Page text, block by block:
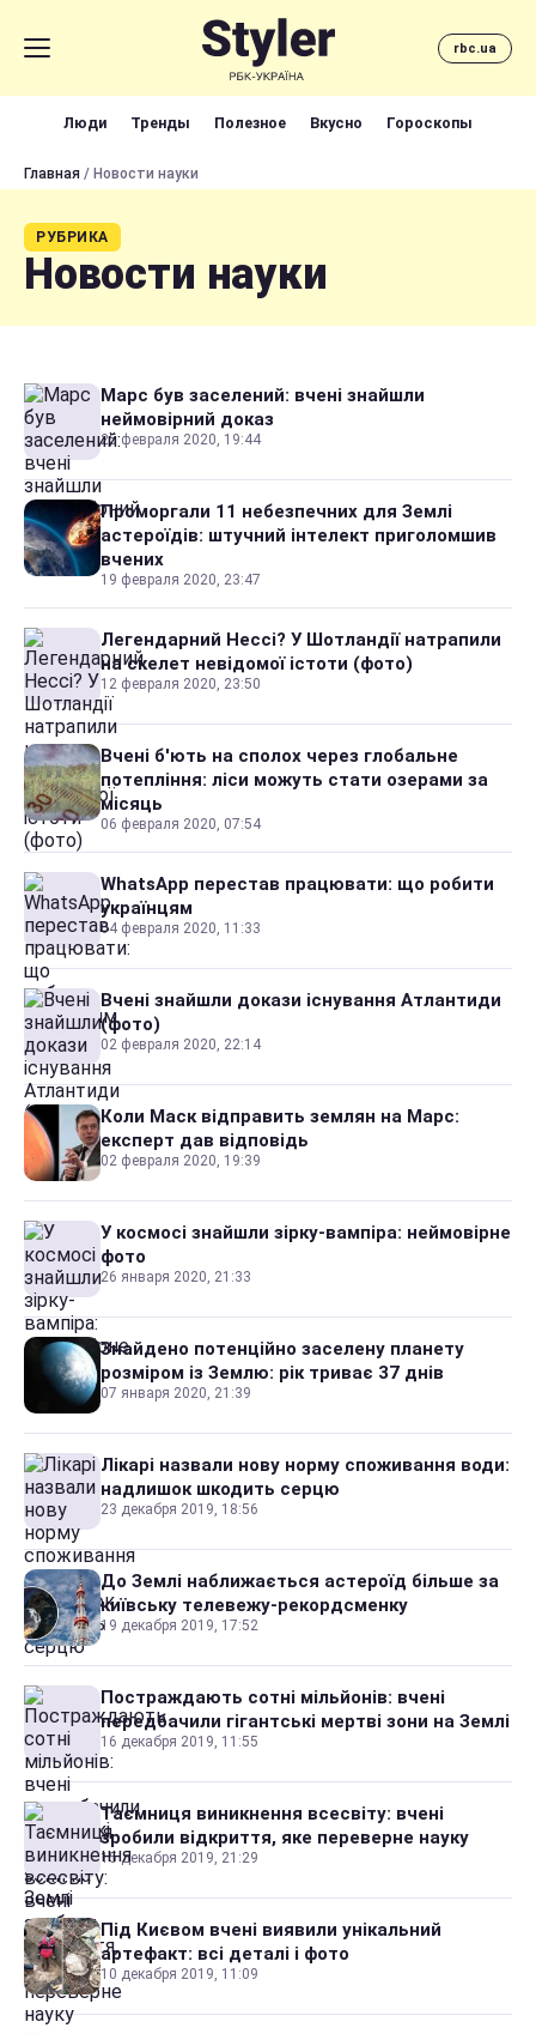
rbc.ua
Люди Тренды Полезное Вкусно Гороскопы
Главная / Новости науки
РУБРИКА
Новости науки
Марс був заселений: вчені знайшли
неймовірний доказ
25 февраля 2020, 19:44
Проморгали 11 небезпечних для Землі
астероїдів: штучний інтелект приголомшив
вчених
19 февраля 2020, 23:47
Легендарний Нессі? У Шотландії натрапили
на скелет невідомої істоти (фото)
12 февраля 2020, 23:50
Вчені б'ють на сполох через глобальне
потепління: ліси можуть стати озерами за
місяць
06 февраля 2020, 07:54
WhatsApp перестав працювати: що робити
українцям
04 февраля 2020, 11:33
Вчені знайшли докази існування Атлантиди
(фото)
02 февраля 2020, 22:14
Коли Маск відправить землян на Марс:
експерт дав відповідь
02 февраля 2020, 19:39
У космосі знайшли зірку-вампіра: неймовірне
фото
26 января 2020, 21:33
Знайдено потенційно заселену планету
розміром із Землю: рік триває 37 днів
07 января 2020, 21:39
Лікарі назвали нову норму споживання води:
надлишок шкодить серцю
23 декабря 2019, 18:56
До Землі наближається астероїд більше за
київську телевежу-рекордсменку
19 декабря 2019, 17:52
Постраждають сотні мільйонів: вчені
передбачили гігантські мертві зони на Землі
16 декабря 2019, 11:55
Таємниця виникнення всесвіту: вчені
зробили відкриття, яке переверне науку
15 декабря 2019, 21:29
Під Києвом вчені виявили унікальний
артефакт: всі деталі і фото
10 декабря 2019, 11:09